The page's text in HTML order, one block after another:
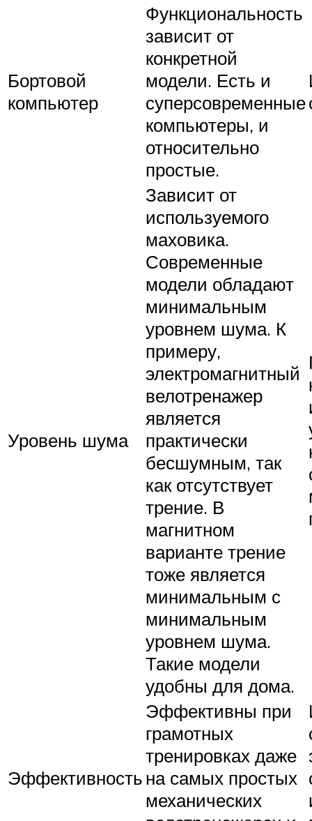
Бортовой
компьютер
Функциональность
зависит от
конкретной
модели. Есть и
суперсовременные
компьютеры, и
относительно
простые.
Уровень шума
Зависит от
используемого
маховика.
Современные
модели обладают
минимальным
уровнем шума. К
примеру,
электромагнитный
велотренажер
является
практически
бесшумным, так
как отсутствует
трение. В
магнитном
варианте трение
тоже является
минимальным с
минимальным
уровнем шума.
Такие модели
удобны для дома.
Эффективность
Эффективны при
грамотных
тренировках даже
на самых простых
механических